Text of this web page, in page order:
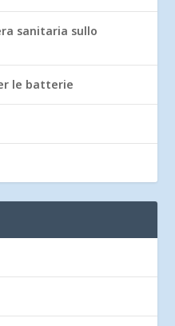
sanitaria sullo
le batterie